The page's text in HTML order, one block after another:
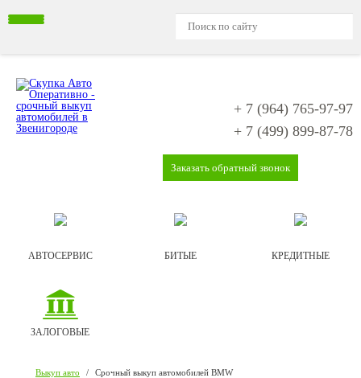
+ 7 (964) 765-97-97
+ 7 (499) 899-87-78
Заказать обратный звонок
АВТОСЕРВИС БИТЫЕ КРЕДИТНЫЕ
ЗАЛОГОВЫЕ
Выкуп авто / Срочный выкуп автомобилей BMW